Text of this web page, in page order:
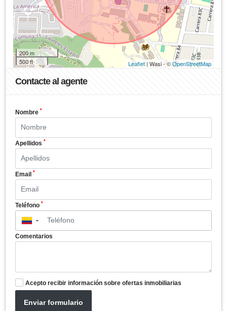
200 m
500 ft
Leaflet | Wasi - ©OpenStreetMap
Contacte al agente
Nombre *
Apellidos *
Email *
Teléfono *
▼
Comentarios
Acepto recibir información sobre ofertas inmobiliarias
Enviar formulario